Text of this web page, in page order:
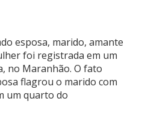
esposa, marido, amante
foi registrada em um
no Maranhão. O fato
flagrou o marido com
um quarto do